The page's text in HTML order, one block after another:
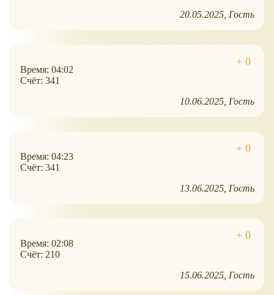
20.05.2025 Гость
Время: 04:02
Счёт: 341
10.06.2025 Гость
Время: 04:23
Счёт: 341
13.06.2025 Гость
Время: 02:08
Счёт: 210
15.06.2025 Гость